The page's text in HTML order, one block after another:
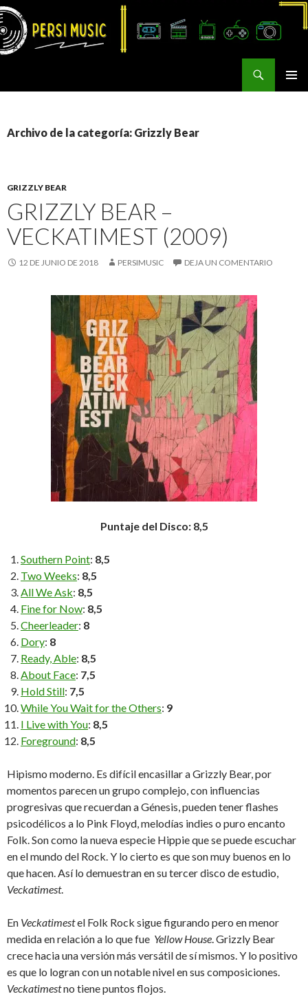
Archivo de la categoría: Grizzly Bear
GRIZZLY BEAR
GRIZZLY BEAR –
VECKATIMEST (2009)
12 DE JUNIO DE 2018 PERSIMUSIC DEJA UN COMENTARIO
Puntaje del Disco: 8,5
Southern Point: 8,5
Two Weeks: 8,5
All We Ask: 8,5
Fine for Now: 8,5
Cheerleader: 8
Dory: 8
Ready, Able: 8,5
About Face: 7,5
Hold Still: 7,5
While You Wait for the Others: 9
I Live with You: 8,5
Foreground: 8,5
Hipismo moderno. Es difícil encasillar a Grizzly Bear, por
momentos parecen un grupo complejo, con influencias
progresivas que recuerdan a Génesis, pueden tener flashes
psicodélicos a lo Pink Floyd, melodías indies o puro encanto
Folk. Son como la nueva especie Hippie que se puede escuchar
en el mundo del Rock. Y lo cierto es que son muy buenos en lo
que hacen. Así lo demuestran en su tercer disco de estudio,
Veckatimest.
En Veckatimestel Folk Rock sigue figurando pero en menor
medida en relación a lo que fue Yellow House. Grizzly Bear
crece hacia una versión más versátil de sí mismos. Y lo positivo
es que lo logran con un notable nivel en sus composiciones.
Veckatimestno tiene puntos flojos.